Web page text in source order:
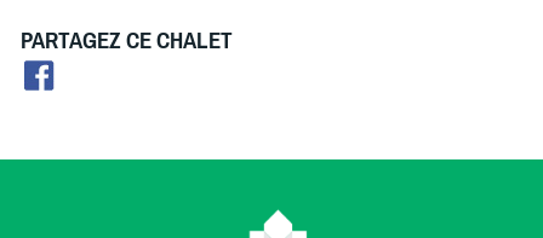
PARTAGEZ CE CHALET